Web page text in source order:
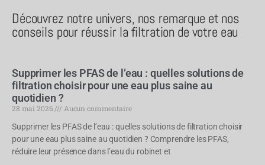
Découvrez notre univers, nos remarque et nos
conseils pour réussir la filtration de votre eau
Supprimer les PFAS de l’eau : quelles solutions de
filtration choisir pour une eau plus saine au
quotidien ?
28 mai 2026
Aucun commentaire
Supprimer les PFAS de l’eau : quelles solutions de filtration choisir
pour une eau plus saine au quotidien ? Comprendre les PFAS,
réduire leur présence dans l’eau du robinet et